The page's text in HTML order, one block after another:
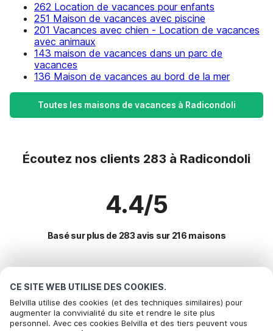
CE SITE WEB UTILISE DES COOKIES.
Belvilla utilise des cookies (et des techniques similaires) pour
augmenter la convivialité du site et rendre le site plus
personnel. Avec ces cookies Belvilla et des tiers peuvent vous
262 Location de vacances pour enfants
251 Maison de vacances avec piscine
201 Vacances avec chien - Location de vacances
avec animaux
143 maison de vacances dans un parc de
vacances
136 Maison de vacances au bord de la mer
Toutes les maisons de vacances à Radicondoli
Écoutez nos clients 283 à Radicondoli
4.4/5
Basé sur plus de 283 avis sur 216 maisons
Destinations les plus populaires pour les
vacances
Villes offrant les meilleures commodités pour les vacances